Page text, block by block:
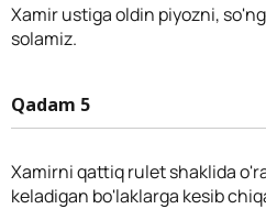
Xamir ustiga oldin piyozni,
solamiz.
Qadam 5
Xamirni qattiq rulet shaklida
keladigan bo'laklarga kesib